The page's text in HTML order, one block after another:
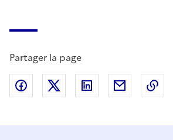
Partager la page
Partager sur Facebook
Partager sur X
Partager surPartager